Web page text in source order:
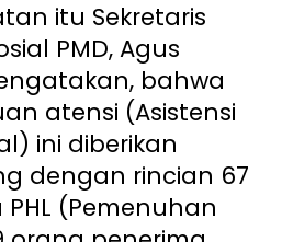
itu Sekretaris
PMD, Agus
bahwa
atensi (Asistensi
ini diberikan
dengan rincian 67
(Pemenuhan